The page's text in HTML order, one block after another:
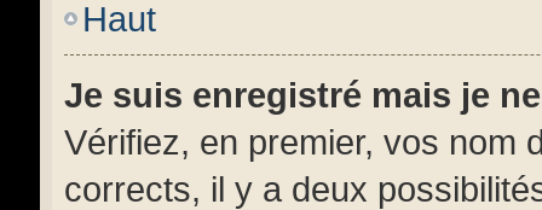
Haut
Je suis enregistré mais je
Vérifiez, en premier, vos nom
corrects, il y a deux